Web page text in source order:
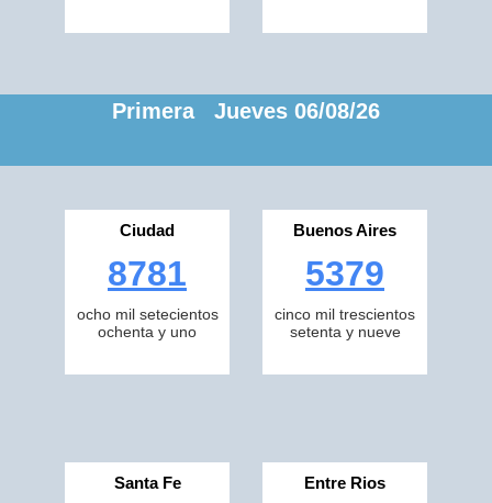
Primera Jueves 06/08/26
Ciudad
8781
ocho mil setecientos
ochenta y uno
Buenos Aires
5379
cinco mil trescientos
setenta y nueve
Santa Fe Entre Rios